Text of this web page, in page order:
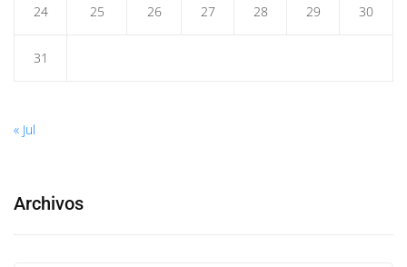
24 25 26 27 28 29 30
31
« Jul
Archivos